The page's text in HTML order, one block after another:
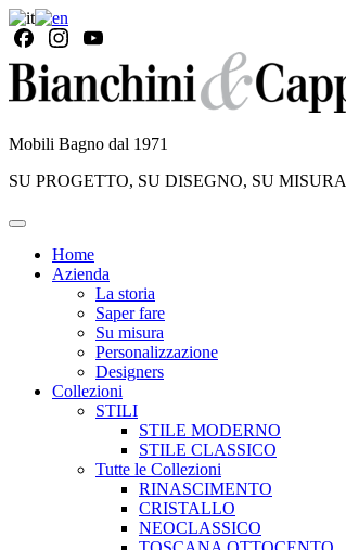
Mobili Bagno dal 1971
SU PROGETTO, SU DISEGNO, SU MISURA
Home
Azienda
La storia
Saper fare
Su misura
Personalizzazione
Designers
Collezioni
STILI
STILE MODERNO
STILE CLASSICO
Tutte le Collezioni
RINASCIMENTO
CRISTALLO
NEOCLASSICO